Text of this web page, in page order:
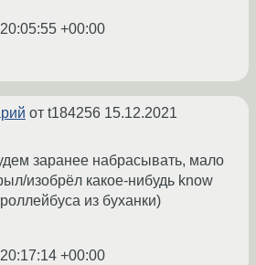
+00:00
от t184256 15.12.2021
заранее набрасывать, мало
изобрёл какое-нибудь know
из буханки)
+00:00